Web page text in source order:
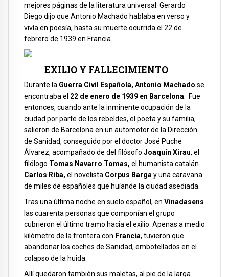
mejores páginas de la literatura universal. Gerardo
Diego dijo que Antonio Machado hablaba en verso y
vivía en poesía, hasta su muerte ocurrida el 22 de
febrero de 1939 en Francia.
EXILIO Y FALLECIMIENTO
Durante la Guerra Civil Española, Antonio Machado se
encontraba el 22 de enero de 1939 en Barcelona. Fue
entonces, cuando ante la inminente ocupación de la
ciudad por parte de los rebeldes, el poeta y su familia,
salieron de Barcelona en un automotor de la Dirección
de Sanidad, conseguido por el doctor José Puche
Álvarez, acompañado de del filósofo Joaquín Xirau, el
filólogo Tomas Navarro Tomas, el humanista catalán
Carlos Riba, el novelista Corpus Bargay una caravana
de miles de españoles que huíande la ciudad asediada.
Tras una última noche en suelo español, en Vinadasens
las cuarenta personas que componían el grupo
cubrieron el último tramo hacia el exilio. Apenas a medio
kilómetro de la frontera con Francia, tuvieron que
abandonar los coches de Sanidad, embotellados en el
colapso de la huida.
Allí quedaron también sus maletas, al pie de la larga